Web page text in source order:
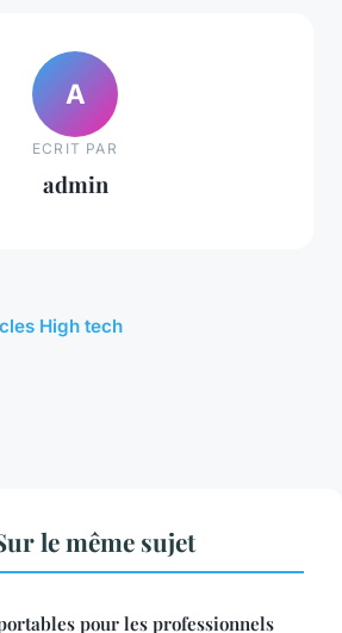
A
ECRIT PAR
admin
High tech
le même sujet
pour les professionnels